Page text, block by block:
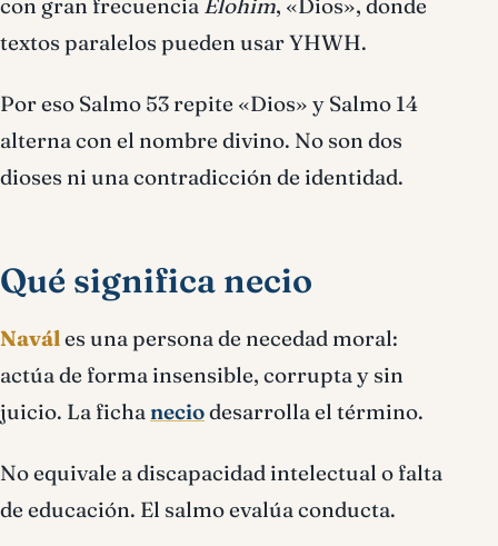
con gran frecuencia Elohim, «Dios», donde
textos paralelos pueden usar YHWH.
Por eso Salmo 53 repite «Dios» y Salmo 14
alterna con el nombre divino. No son dos
dioses ni una contradicción de identidad.
Qué significa necio
Naváles una persona de necedad moral:
actúa de forma insensible, corrupta y sin
juicio. La fichaneciodesarrolla el término.
No equivale a discapacidad intelectual o falta
de educación. El salmo evalúa conducta.